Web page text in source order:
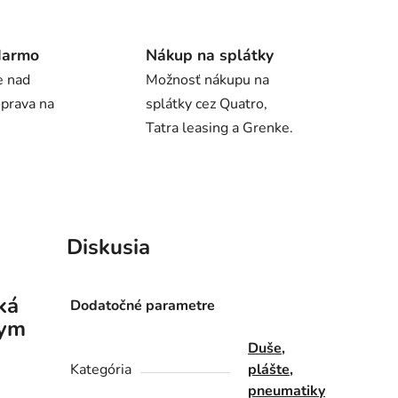
nad
na
Nákup na splátky
Možnosť nákupu na
splátky cez Quatro,
Tatra leasing a Grenke.
Diskusia
Dodatočné parametre
Kategória
Duše,
plášte,
pneumatiky